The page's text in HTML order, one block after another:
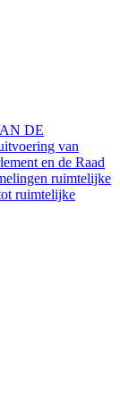
DE
van
en de Raad
ruimtelijke
ruimtelijke